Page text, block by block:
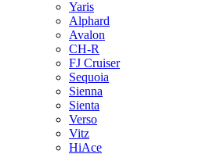
Yaris
Alphard
Avalon
CH-R
FJ Cruiser
Sequoia
Sienna
Sienta
Verso
Vitz
HiAce